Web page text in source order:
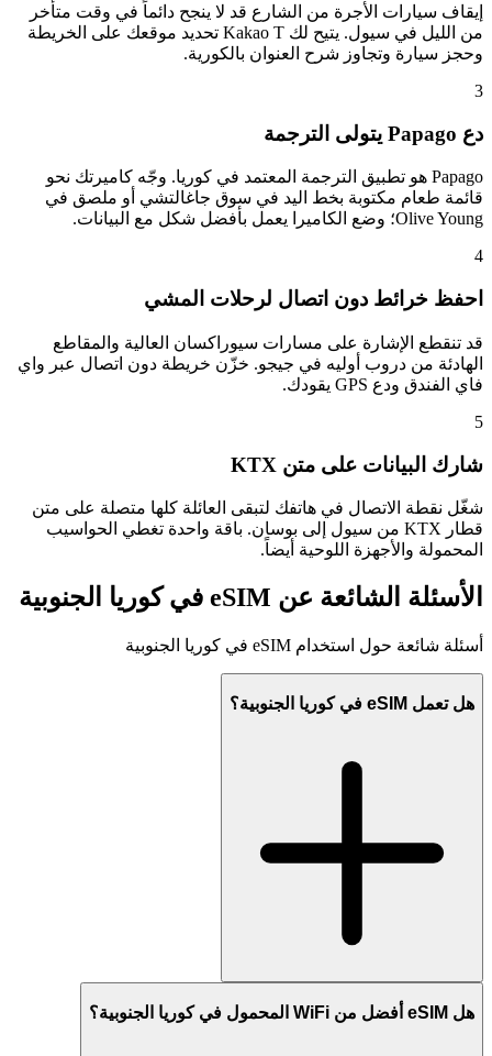
إيقاف سيارات الأجرة من الشارع قد لا ينجح دائماً في وقت متأخر
من الليل في سيول. يتيح لك Kakao T تحديد موقعك على الخريطة
وحجز سيارة وتجاوز شرح العنوان بالكورية.
3
دع Papago يتولى الترجمة
Papago هو تطبيق الترجمة المعتمد في كوريا. وجّه كاميرتك نحو
قائمة طعام مكتوبة بخط اليد في سوق جاغالتشي أو ملصق في
Olive Young؛ وضع الكاميرا يعمل بأفضل شكل مع البيانات.
4
احفظ خرائط دون اتصال لرحلات المشي
قد تنقطع الإشارة على مسارات سيوراكسان العالية والمقاطع
الهادئة من دروب أوليه في جيجو. خزّن خريطة دون اتصال عبر واي
فاي الفندق ودع GPS يقودك.
5
شارك البيانات على متن KTX
شغّل نقطة الاتصال في هاتفك لتبقى العائلة كلها متصلة على متن
قطار KTX من سيول إلى بوسان. باقة واحدة تغطي الحواسيب
المحمولة والأجهزة اللوحية أيضاً.
الأسئلة الشائعة عن eSIM في كوريا الجنوبية
أسئلة شائعة حول استخدام eSIM في كوريا الجنوبية
هل تعمل eSIM في كوريا الجنوبية؟
هل eSIM أفضل من WiFi المحمول في كوريا الجنوبية؟